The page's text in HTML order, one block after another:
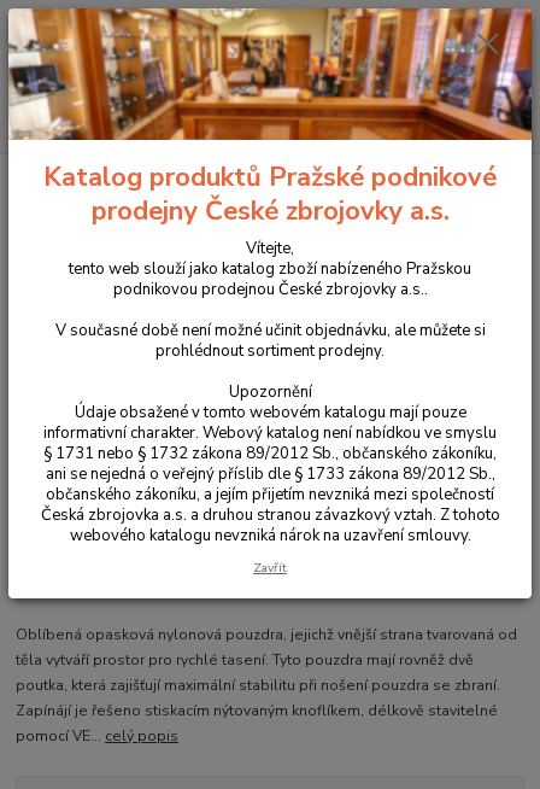
Menu
Hledat
+420 225 375 800
Pouzdra, kufry na zbraně a batohy Látková pouzdra
Pouzdra
Vnější nylonové pouzdro DASTA pro CZ P-10F/SC, CZ P-
09, CZ 75/85, CZ 75 SP-01, Glock 17, Sig P-226 model 206-2 LEVÉ
Vnější nylonové pouzdro DASTA
pro CZ P-10F/SC, CZ P-09, CZ
75/85, CZ 75 SP-01, Glock 17, Sig
P-226 model 206-2 LEVÉ
Oblíbená opasková nylonová pouzdra, jejichž vnější strana tvarovaná od
těla vytváří prostor pro rychlé tasení. Tyto pouzdra mají rovněž dvě
poutka, která zajišťují maximální stabilitu při nošení pouzdra se zbraní.
Zapínájí je řešeno stiskacím nýtovaným knoflíkem, délkově stavitelné
pomocí VE... celý popis
Katalog produktů Pražské podnikové
prodejny České zbrojovky a.s.
Vítejte,
tento web slouží jako katalog zboží nabízeného Pražskou
podnikovou prodejnou České zbrojovky a.s..
V současné době není možné učinit objednávku, ale můžete si
prohlédnout sortiment prodejny.
Upozornění
Údaje obsažené v tomto webovém katalogu mají pouze
informativní charakter. Webový katalog není nabídkou ve smyslu
§ 1731 nebo § 1732 zákona 89/2012 Sb., občanského zákoníku,
ani se nejedná o veřejný příslib dle § 1733 zákona 89/2012 Sb.,
občanského zákoníku, a jejím přijetím nevzniká mezi společností
Česká zbrojovka a.s. a druhou stranou závazkový vztah. Z tohoto
webového katalogu nevzniká nárok na uzavření smlouvy.
Zavřít